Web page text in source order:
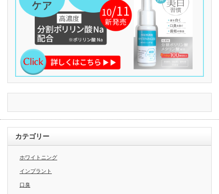
カテゴリー
ホワイトニング
インプラント
口臭